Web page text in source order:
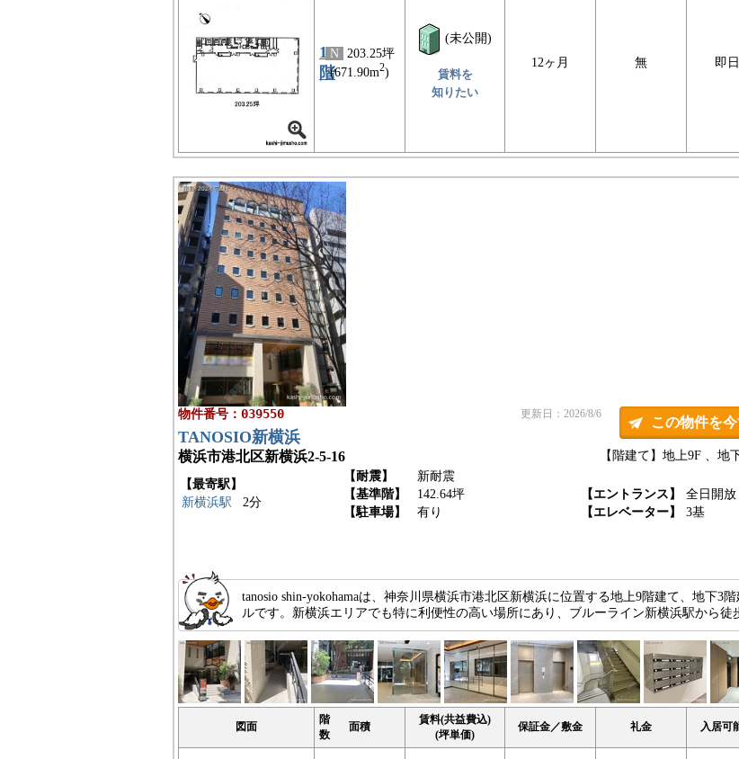
11
階
N
203.25坪
(671.90m2)
(未公開)
賃料を
知りたい
12ヶ月 無 即日
物件番号：039550 更新日：2026/8/6
この物件を
TANOSIO新横浜
横浜市港北区新横浜2-5-16 【階建て】地上9F 、地
【最寄駅】
新横浜駅
2分
【耐震】
新耐震
【基準階】
142.64坪 【エントランス】
全日開放
【駐車場】
有り 【エレベーター】 3基
tanosio shin-yokohamaは、神奈川県横浜市港北区新横浜に位置する地上9階建て、地下3
ルです。新横浜エリアでも特に利便性の高い場所にあり、ブルーライン新横浜駅から
図面
階
数
面積
賃料(共益費込)
(坪単価)
保証金／敷金 礼金 入居可